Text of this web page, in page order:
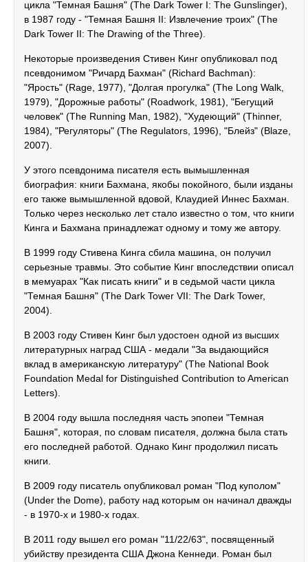
цикла "Темная Башня" (The Dark Tower I: The Gunslinger),
в 1987 году - "Темная Башня II: Извлечение троих" (The
Dark Tower II: The Drawing of the Three).
Некоторые произведения Стивен Кинг опубликовал под
псевдонимом "Ричард Бахман" (Richard Bachman):
"Ярость" (Rage, 1977), "Долгая прогулка" (The Long Walk,
1979), "Дорожные работы" (Roadwork, 1981), "Бегущий
человек" (The Running Man, 1982), "Худеющий" (Thinner,
1984), "Регуляторы" (The Regulators, 1996), "Блейз" (Blaze,
2007).
У этого псевдонима писателя есть вымышленная
биография: книги Бахмана, якобы покойного, были изданы
его также вымышленной вдовой, Клаудией Иннес Бахман.
Только через несколько лет стало известно о том, что книги
Кинга и Бахмана принадлежат одному и тому же автору.
В 1999 году Стивена Кинга сбила машина, он получил
серьезные травмы. Это событие Кинг впоследствии описал
в мемуарах "Как писать книги" и в седьмой части цикла
"Темная Башня" (The Dark Tower VII: The Dark Tower,
2004).
В 2003 году Стивен Кинг был удостоен одной из высших
литературных наград США - медали "За выдающийся
вклад в американскую литературу" (The National Book
Foundation Medal for Distinguished Contribution to American
Letters).
В 2004 году вышла последняя часть эпопеи "Темная
Башня", которая, по словам писателя, должна была стать
его последней работой. Однако Кинг продолжил писать
книги.
В 2009 году писатель опубликовал роман "Под куполом"
(Under the Dome), работу над которым он начинал дважды
- в 1970-х и 1980-х годах.
В 2011 году вышел его роман "11/22/63", посвященный
убийству президента США Джона Кеннеди. Роман был